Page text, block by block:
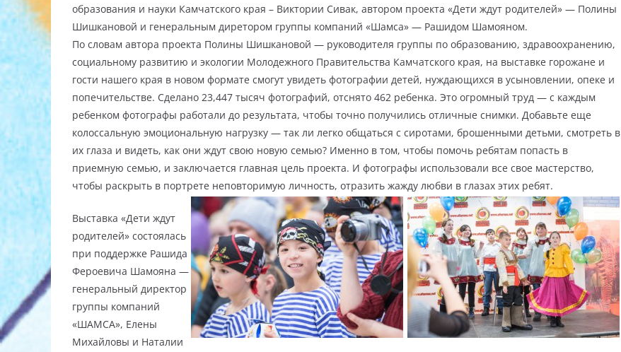
образования и науки Камчатского края – Виктории Сивак, автором проекта «Дети ждут родителей» — Полины
Шишкановой и генеральным диретором группы компаний «Шамса» — Рашидом Шамояном.
По словам автора проекта Полины Шишкановой — руководителя группы по образованию, здравоохранению,
социальному развитию и экологии Молодежного Правительства Камчатского края, на выставке горожане и
гости нашего края в новом формате смогут увидеть фотографии детей, нуждающихся в усыновлении, опеке и
попечительстве. Сделано 23,447 тысяч фотографий, отснято 462 ребенка. Это огромный труд — с каждым
ребенком фотографы работали до результата, чтобы точно получились отличные снимки. Добавьте еще
колоссальную эмоциональную нагрузку — так ли легко общаться с сиротами, брошенными детьми, смотреть в
их глаза и видеть, как они ждут свою новую семью? Именно в том, чтобы помочь ребятам попасть в
приемную семью, и заключается главная цель проекта. И фотографы использовали все свое мастерство,
чтобы раскрыть в портрете неповторимую личность, отразить жажду любви в глазах этих ребят.
Выставка «Дети ждут
родителей» состоялась
при поддержке Рашида
Фероевича Шамояна —
генеральный директор
группы компаний
«ШАМСА», Елены
Михайловы и Наталии